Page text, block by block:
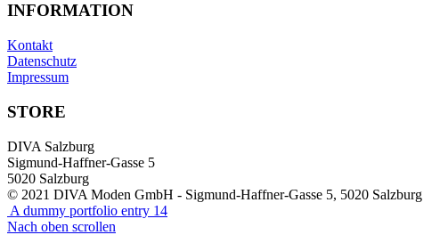
INFORMATION
Kontakt
Datenschutz
Impressum
STORE
DIVA Salzburg
Sigmund-Haffner-Gasse 5
5020 Salzburg
© 2021 DIVA Moden GmbH - Sigmund-Haffner-Gasse 5, 5020 Salzburg
A dummy portfolio entry 14
Nach oben scrollen